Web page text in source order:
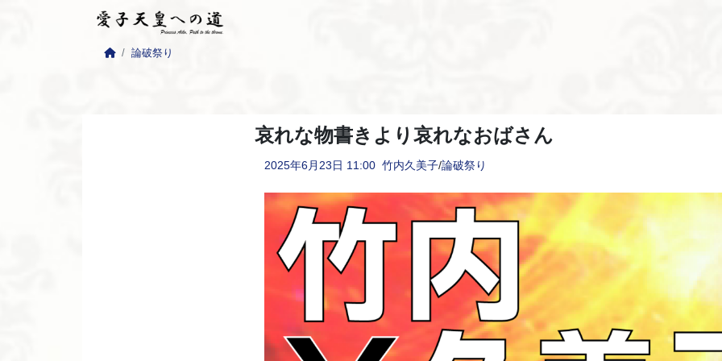
論破祭り
哀れな物書きより哀れなおばさん
2025年6月23日 11:00 竹内久美子/論破祭り